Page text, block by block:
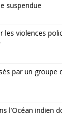
suspendue
les violences
par un groupe
l'Océan indien